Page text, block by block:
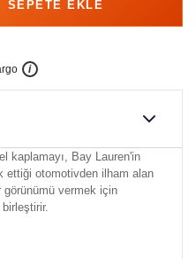
rgo i
kaplamayı, Bay Lauren'in
ettiği otomotivden ilham alan
görünümü vermek için
birleştirir.